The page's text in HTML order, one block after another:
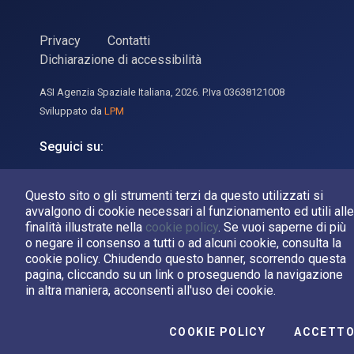
Questo sito o gli strumenti terzi da questo utilizzati si
avvalgono di cookie necessari al funzionamento ed utili alle
finalità illustrate nella cookie policy. Se vuoi saperne di più
o negare il consenso a tutti o ad alcuni cookie, consulta la
cookie policy. Chiudendo questo banner, scorrendo questa
pagina, cliccando su un link o proseguendo la navigazione
in altra maniera, acconsenti all'uso dei cookie.
COOKIE POLICY ACCETTO
Privacy
Contatti
Dichiarazione di accessibilità
ASI Agenzia Spaziale Italiana, 2026. P.Iva 03638121008
Sviluppato da LPM
Seguici su: